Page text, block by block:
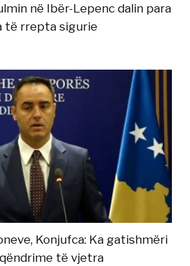
në Ibër-Lepenc dalin para
të rrepta sigurie
Konjufca: Ka gatishmëri
qëndrime të vjetra